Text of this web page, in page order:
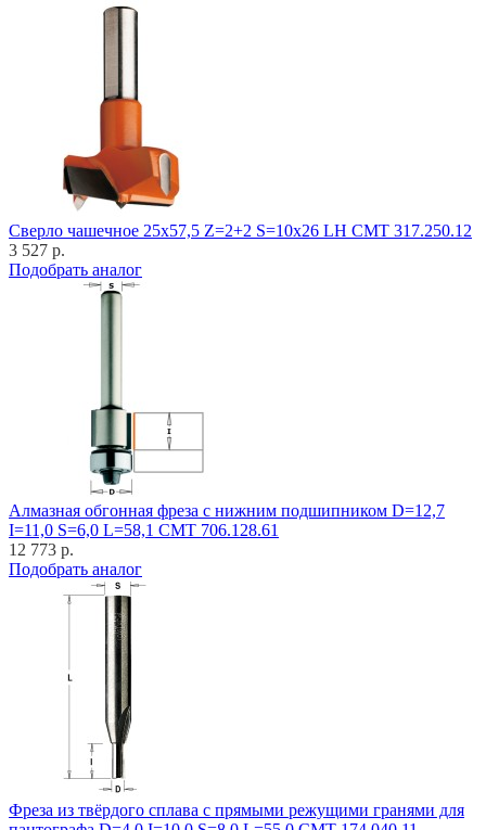
Cверло чашечное 25x57,5 Z=2+2 S=10x26 LH CMT 317.250.12
3 527 р.
Подобрать аналог
Алмазная обгонная фреза с нижним подшипником D=12,7
I=11,0 S=6,0 L=58,1 CMT 706.128.61
12 773 р.
Подобрать аналог
Фреза из твёрдого сплава с прямыми режущими гранями для